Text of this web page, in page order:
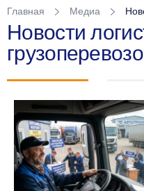
Главная Медиа
Новости